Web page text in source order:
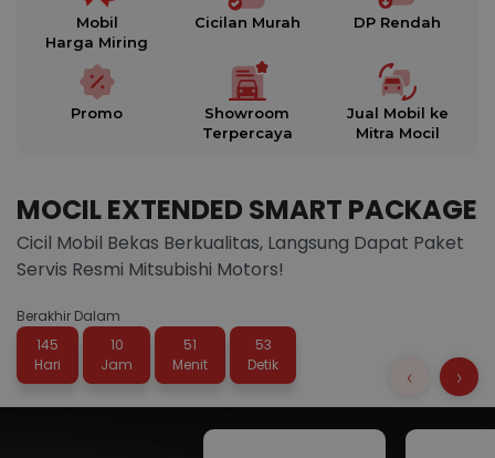
Mobil
Harga Miring
Cicilan Murah DP Rendah
Promo
Showroom
Terpercaya
Jual Mobil ke
Mitra Mocil
MOCIL EXTENDED SMART PACKAGE
Cicil Mobil Bekas Berkualitas, Langsung Dapat Paket
Servis Resmi Mitsubishi Motors!
Berakhir Dalam
145
Hari
10
Jam
51
Menit
52
Detik
‹ ›